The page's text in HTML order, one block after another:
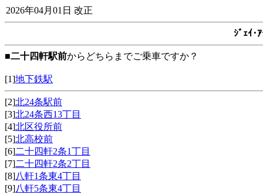
2026年04月01日 改正
ｼﾞｪｲ･
■二十四軒駅前からどちらまでご乗車ですか？
[1]地下鉄駅
[2]北24条駅前
[3]北24条西13丁目
[4]北区役所前
[5]北高校前
[6]二十四軒2条1丁目
[7]二十四軒2条2丁目
[8]八軒1条東4丁目
[9]八軒5条東4丁目